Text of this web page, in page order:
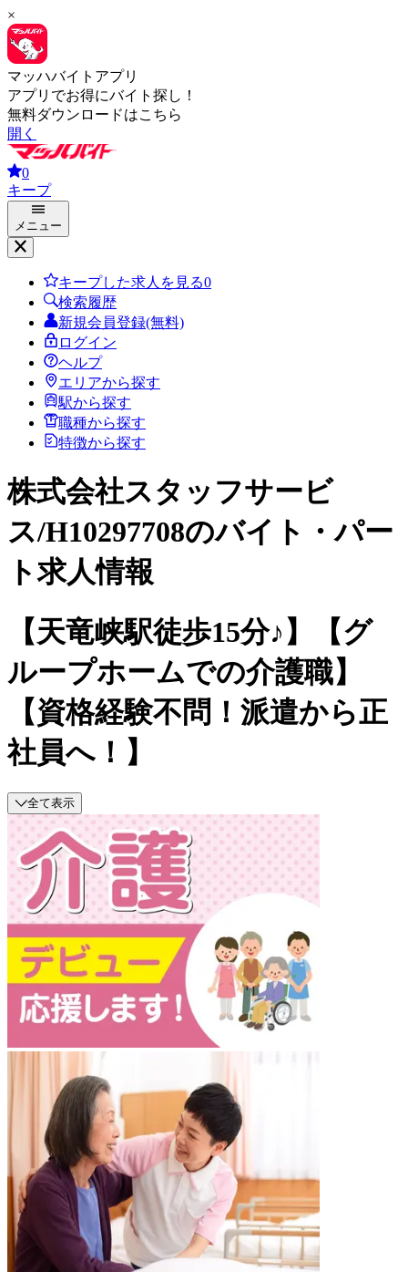
×
マッハバイトアプリ
アプリでお得にバイト探し！
無料ダウンロードはこちら
開く
0
キープ
メニュー
キープした求人を見る0
検索履歴
新規会員登録(無料)
ログイン
ヘルプ
エリアから探す
駅から探す
職種から探す
特徴から探す
株式会社スタッフサービ
ス/H10297708のバイト・パー
ト求人情報
【天竜峡駅徒歩15分♪】【グ
ループホームでの介護職】
【資格経験不問！派遣から正
社員へ！】
全て表示